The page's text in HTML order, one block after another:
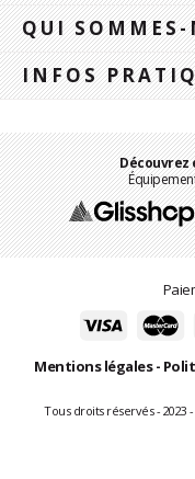
QUI SOMMES-
INFOS
Découvrez
Mentions légales-
Tous droits réservés - 2023